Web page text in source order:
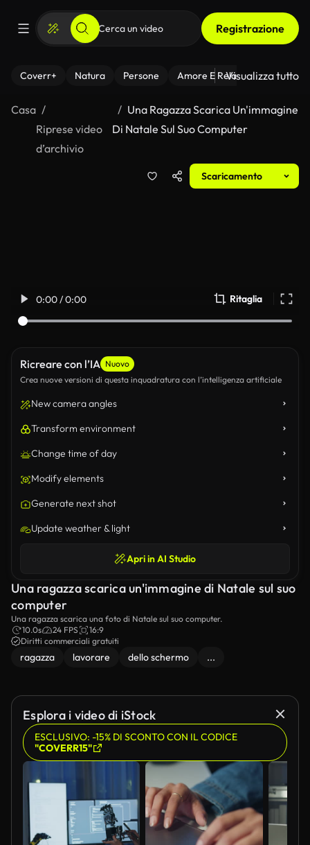
Registrazione
Coverr+ Natura Persone Amore E Relazioni Il
Visualizza tutto
Casa
Riprese video
d’archivio
Una Ragazza Scarica Un'immagine
Di Natale Sul Suo Computer
Scaricamento
0:00 / 0:00 Ritaglia
Ricreare con l’IA Nuovo
Crea nuove versioni di questa inquadratura con l’intelligenza artificiale
New camera angles
Transform environment
Change time of day
Modify elements
Generate next shot
Update weather & light
Apri in AI Studio
Una ragazza scarica un'immagine di Natale sul suo
computer
Una ragazza scarica una foto di Natale sul suo computer.
10.0s
24 FPS
16:9
Diritti commerciali gratuiti
ragazza lavorare dello schermo ...
Esplora i video di iStock
ESCLUSIVO: -15% DI SCONTO CON IL CODICE
"COVERR15"